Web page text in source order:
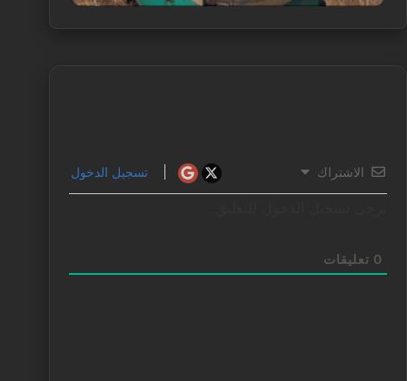
الاشتراك تسجيل الدخول
0 تعليقات